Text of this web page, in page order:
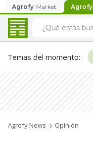
Agrofy Market Agrofy
Temas del momento:
Agrofy News Opinión